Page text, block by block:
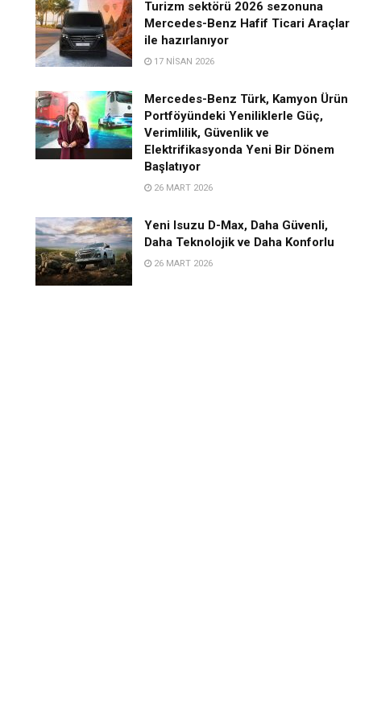
Turizm sektörü 2026 sezonuna
Mercedes-Benz Hafif Ticari Araçlar
ile hazırlanıyor
17 NISAN 2026
Mercedes-Benz Türk, Kamyon Ürün
Portföyündeki Yeniliklerle Güç,
Verimlilik, Güvenlik ve
Elektrifikasyonda Yeni Bir Dönem
Başlatıyor
26 MART 2026
Yeni Isuzu D-Max, Daha Güvenli,
Daha Teknolojik ve Daha Konforlu
26 MART 2026